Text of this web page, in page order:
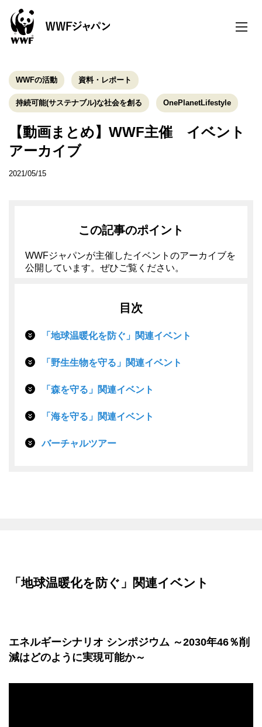
toggle
WWFの活動 資料・レポート
持続可能(サステナブル)な社会を創る OnePlanetLifestyle
【動画まとめ】WWF主催 イベント
アーカイブ
2021/05/15
この記事のポイント
WWFジャパンが主催したイベントのアーカイブを
公開しています。ぜひご覧ください。
目次
「地球温暖化を防ぐ」関連イベント
「野生生物を守る」関連イベント
「森を守る」関連イベント
「海を守る」関連イベント
バーチャルツアー
「地球温暖化を防ぐ」関連イベント
エネルギーシナリオ シンポジウム ～2030年46％削
減はどのように実現可能か～